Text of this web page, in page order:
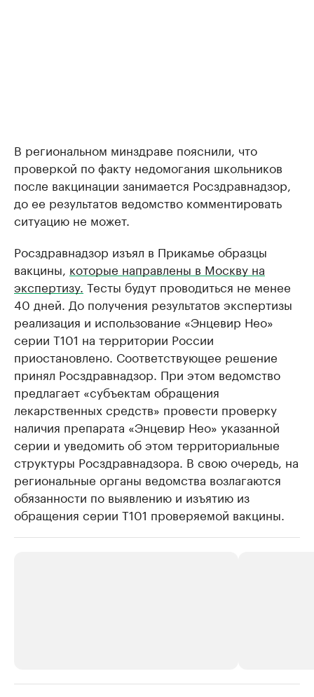
В региональном минздраве пояснили, что
проверкой по факту недомогания школьников
после вакцинации занимается Росздравнадзор,
до ее результатов ведомство комментировать
ситуацию не может.
Росздравнадзор изъял в Прикамье образцы
вакцины, которые направлены в Москву на
экспертизу. Тесты будут проводиться не менее
40 дней. До получения результатов экспертизы
реализация и использование «Энцевир Нео»
серии Т101 на территории России
приостановлено. Соответствующее решение
принял Росздравнадзор. При этом ведомство
предлагает «субъектам обращения
лекарственных средств» провести проверку
наличия препарата «Энцевир Нео» указанной
серии и уведомить об этом территориальные
структуры Росздравнадзора. В свою очередь, на
региональные органы ведомства возлагаются
обязанности по выявлению и изъятию из
обращения серии Т101 проверяемой вакцины.